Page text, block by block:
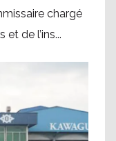
chargé
de l’ins...